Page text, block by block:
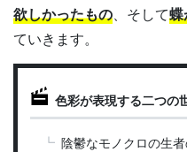
欲しかったもの 、そして蝶
ていきます。
色彩が表現する二つの
陰鬱なモノクロの生